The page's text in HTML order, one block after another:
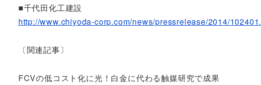
■千代田化工建設
http://www.chiyoda-corp.com/news/pressrelease/2014/
〔関連記事〕
FCVの低コスト化に光！白金に代わる触媒研究で成果